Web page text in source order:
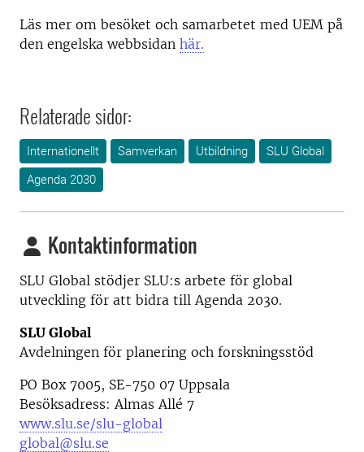
Läs mer om besöket och samarbetet med UEM på
den engelska webbsidan här.
Relaterade sidor:
Internationellt Samverkan Utbildning
SLU Global
Agenda 2030
Kontaktinformation
SLU Global stödjer SLU:s arbete för global
utveckling för att bidra till Agenda 2030.
SLU Global
Avdelningen för planering och forskningsstöd
PO Box 7005, SE-750 07 Uppsala
Besöksadress: Almas Allé 7
www.slu.se/slu-global
global@slu.se